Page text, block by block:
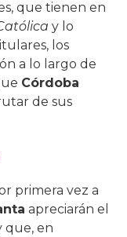
11.
que tienen en
y lo
los
a lo largo de
Córdoba
de sus
primera vez a
apreciarán el
que, en